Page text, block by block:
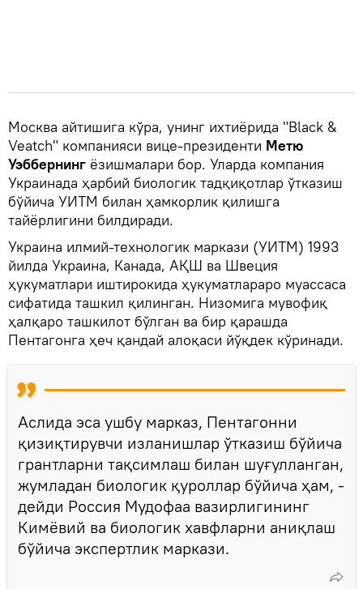
Москва айтишига кўра, унинг ихтиёрида "Black &
Veatch" компанияси вице-президенти Метю
Уэббернинг ёзишмалари бор. Уларда компания
Украинада ҳарбий биологик тадқиқотлар ўтказиш
бўйича УИТМ билан ҳамкорлик қилишга
тайёрлигини билдиради.
Украина илмий-технологик маркази (УИТМ) 1993
йилда Украина, Канада, АҚШ ва Швеция
ҳукуматлари иштирокида ҳукуматлараро муассаса
сифатида ташкил қилинган. Низомига мувофиқ
ҳалқаро ташкилот бўлган ва бир қарашда
Пентагонга ҳеч қандай алоқаси йўқдек кўринади.
Аслида эса ушбу марказ, Пентагонни
қизиқтирувчи изланишлар ўтказиш бўйича
грантларни тақсимлаш билан шуғулланган,
жумладан биологик қуроллар бўйича ҳам, -
дейди Россия Мудофаа вазирлигининг
Кимёвий ва биологик хавфларни аниқлаш
бўйича экспертлик маркази.